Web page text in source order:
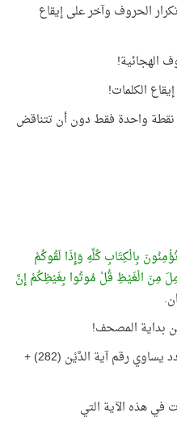
الحروف وآخر على إيقاع
الهجائية!
الكلمات!
نقطة واحدة فقط دون أن تتناقض
بِالْكِتَابِ كُلِّهِ وَإِذَا لَقُوكُمْ
مِنَ الْغَيْظِ قُلْ مُوتُوا بِغَيْظِكُمْ إِنَّ
هل تذكر هذا العدد أم نسيته؟ هذا العدد يساوي رقم آية الدَّيْن (282) +
في هذه الآية التي